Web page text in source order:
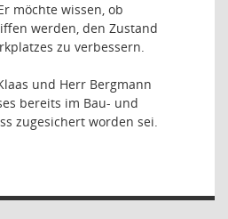
möchte wissen, ob
werden, den Zustand
zu verbessern.
und Herr Bergmann
bereits im Bau- und
zugesichert worden sei.